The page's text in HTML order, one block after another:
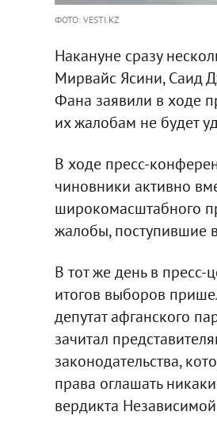
ФОТО: VESTI.KZ
Накануне сразу
Мирвайс Ясини, Саид
Фана заявили в ходе
их жалобам не будет
В ходе пресс-
чиновники активно
широкомасштабного
жалобы, поступившие
В тот же день в
итогов выборов
депутат афганского
зачитал
законодательства,
права оглашать
вердикта